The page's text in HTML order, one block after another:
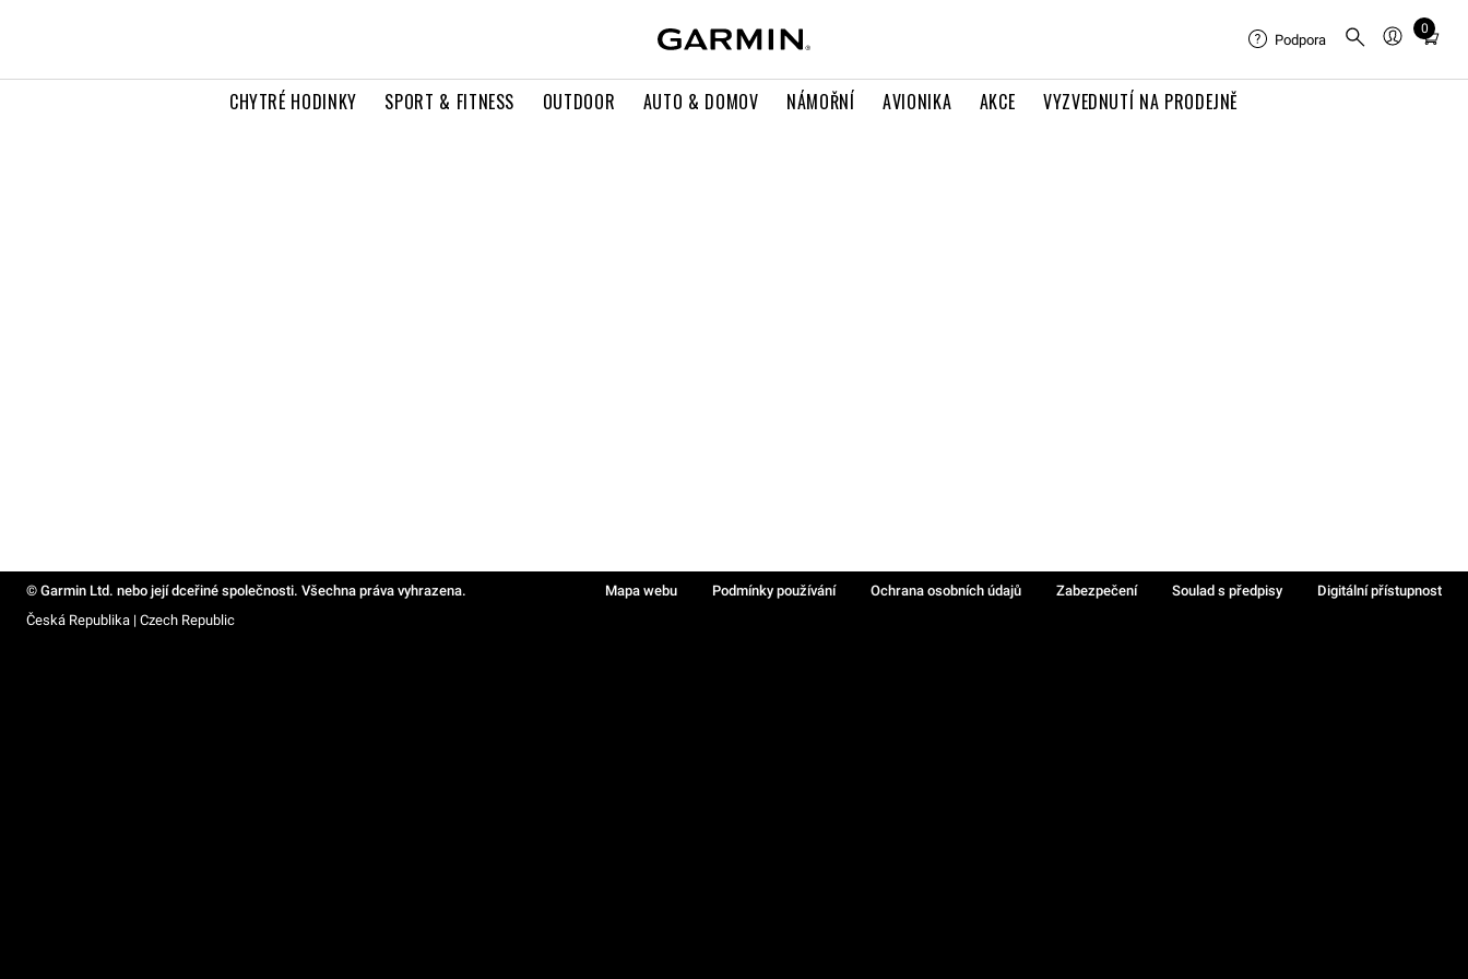
CHYTRÉ HODINKY SPORT & FITNESS OUTDOOR AUTO & DOMOV NÁMOŘNÍ AVIONIKA AKCE VYZVEDNUTÍ NA PRODEJNĚ
Podpora
0
Total
in
© Garmin Ltd. nebo její dceřiné společnosti. Všechna práva vyhrazena. Mapa webu Podmínky používání Ochrana osobních údajů Zabezpečení Soulad s předpisy
Digitální přístupnost
Česká Republika | Czech Republic